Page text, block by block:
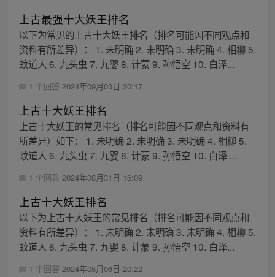
上古最强十大妖王排名
以下为常见的上古十大妖王排名（排名可能因不同观点和
资料有所差异）： 1. 未明确 2. 未明确 3. 未明确 4. 相柳 5.
蚊道人 6. 九头虫 7. 九婴 8. 计蒙 9. 孙悟空 10. 白泽...
1 个回答 2024年09月03日 20:17
上古十大妖王排名
上古十大妖王的常见排名（排名可能因不同观点和资料有
所差异）如下： 1. 未明确 2. 未明确 3. 未明确 4. 相柳 5.
蚊道人 6. 九头虫 7. 九婴 8. 计蒙 9. 孙悟空 10. 白泽 ...
1 个回答 2024年08月31日 16:09
上古十大妖王排名
以下为上古十大妖王的常见排名（排名可能因不同观点和
资料有所差异）： 1. 未明确 2. 未明确 3. 未明确 4. 相柳 5.
蚊道人 6. 九头虫 7. 九婴 8. 计蒙 9. 孙悟空 10. 白泽...
1 个回答 2024年08月06日 20:22